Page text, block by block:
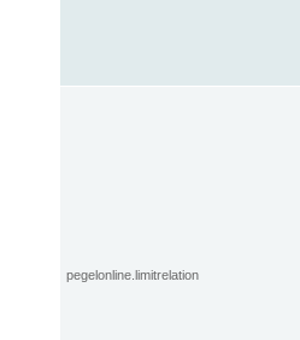
pegelonline.limitrelation